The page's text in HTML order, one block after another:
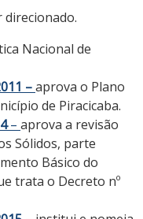
direcionado.
Nacional de
–aprova o Plano
de Piracicaba.
– aprova a revisão
Sólidos, parte
Básico do
trata o Decreto nº